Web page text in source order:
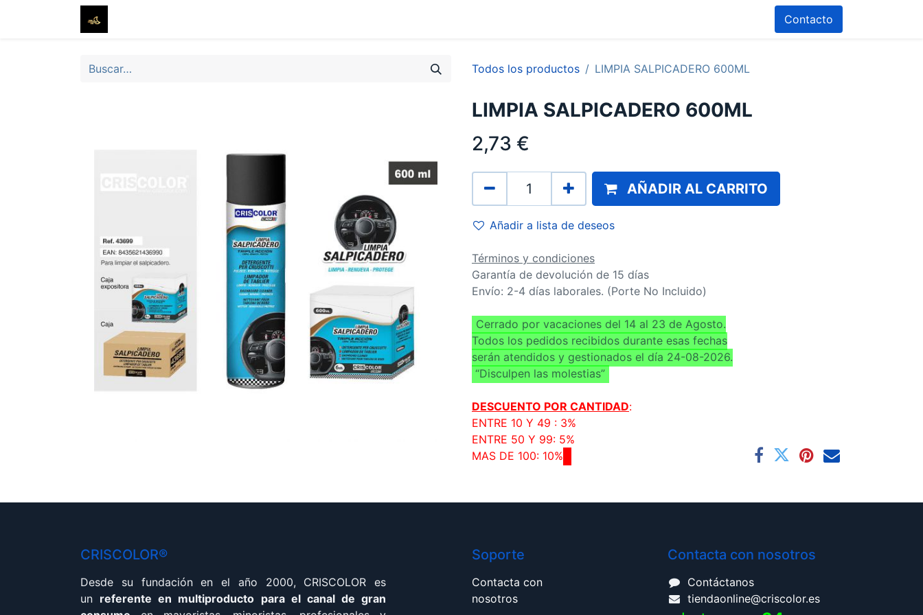
Contacto
Todos los productos LIMPIA SALPICADERO 600ML
LIMPIA SALPICADERO 600ML
2,73 €
AÑADIR AL CARRITO
Añadir a lista de deseos
Términos y condiciones
Garantía de devolución de 15 días
Envío: 2-4 días laborales. (Porte No Incluido)
Cerrado por vacaciones del 14 al 23 de Agosto.
Todos los pedidos recibidos durante esas fechas
serán atendidos y gestionados el día 24-08-2026.
“Disculpen las molestias”
DESCUENTO POR CANTIDAD:
ENTRE 10 Y 49 : 3%
ENTRE 50 Y 99: 5%
MAS DE 100: 10%
CRISCOLOR®
Desde su fundación en el año 2000, CRISCOLOR es
un referente en multiproducto para el canal de gran
Soporte
Contacta con
nosotros
Contacta con nosotros
Contáctanos
tiendaonline@criscolor.es